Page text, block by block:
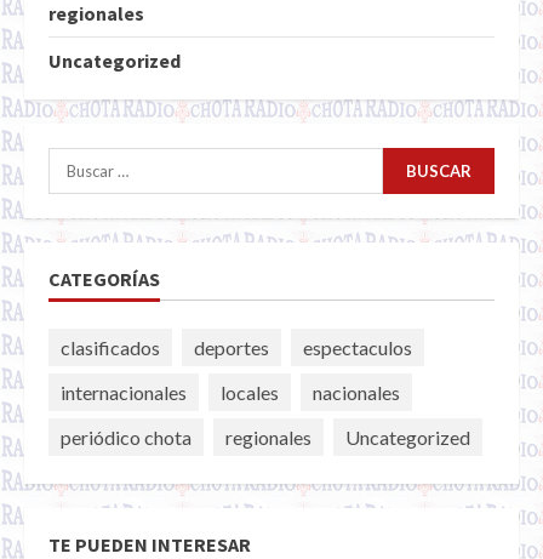
regionales
Uncategorized
Buscar:
CATEGORÍAS
clasificados deportes
espectaculos
internacionales
locales
nacionales
periódico chota
regionales Uncategorized
TE PUEDEN INTERESAR